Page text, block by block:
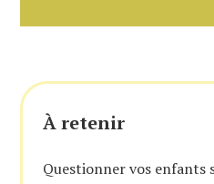
À retenir
Questionner vos enfants